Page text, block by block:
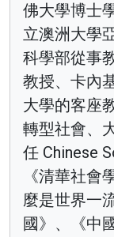
佛大學博士
立澳洲大學
科學部從事
教授、卡內
大學的客座
轉型社會、
任 Chinese
《清華社會
麼是世界一
國》、《中